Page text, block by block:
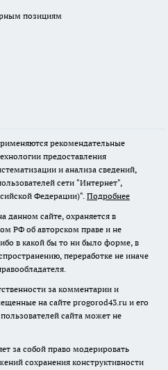
позициям
рекомендательные
предоставления
и анализа сведений,
сети "Интернет",
Федерации)". Подробнее
данном сайте, охраняется в
РФ об авторском праве и не
в какой бы то ни было форме, в
переработке не иначе
за комментарии и
на сайте progorod43.ru и его
сайта может не
за собой право модерировать
сохранения конструктивности